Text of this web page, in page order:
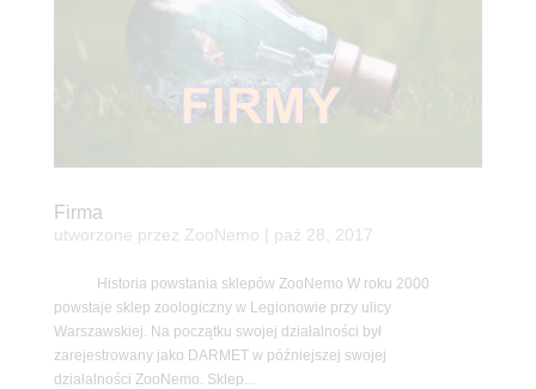
Firma
utworzone przez ZooNemo paź 28, 2017
Historia powstania sklepów ZooNemo W roku 2000
powstaje sklep zoologiczny w Legionowie przy ulicy
Warszawskiej. Na początku swojej działalności był
zarejestrowany jako DARMET w późniejszej swojej
działalności ZooNemo. Sklep...